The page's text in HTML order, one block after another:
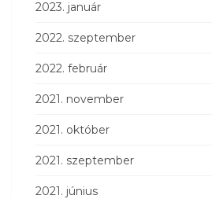
2023. január
2022. szeptember
2022. február
2021. november
2021. október
2021. szeptember
2021. június